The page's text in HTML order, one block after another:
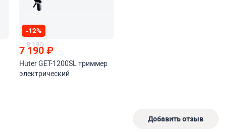
-12%
8 190
7 190₽
Huter GET-1200SL триммер
электрический
Добавить отзыв